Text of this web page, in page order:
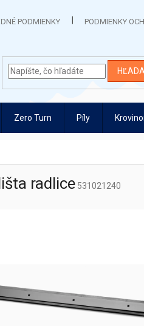
PODMIENKY PODMIENKY
Zero Turn Píly
radlice 531021240